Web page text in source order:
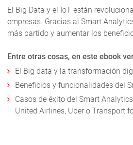
El Big Data y el IoT están
empresas. Gracias al Smart
más partido y aumentar los
Entre otras cosas, en este ebook
El Big data y la transformación
Beneficios y funcionalidades del
Casos de éxito del Smart
United Airlines, Uber o Transport